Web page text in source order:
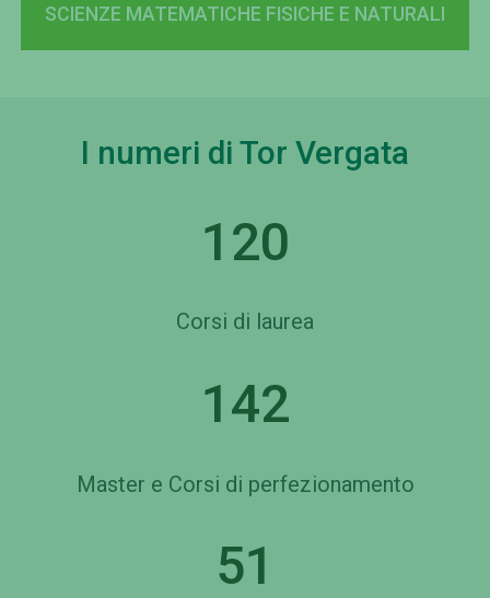
SCIENZE MATEMATICHE FISICHE E NATURALI
I numeri di Tor Vergata
120
Corsi di laurea
142
Master e Corsi di perfezionamento
51